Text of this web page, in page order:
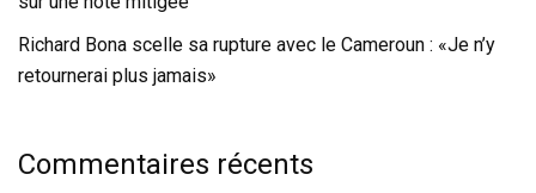
Richard Bona scelle sa rupture avec le Cameroun : «Je n’y
retournerai plus jamais»
Commentaires récents